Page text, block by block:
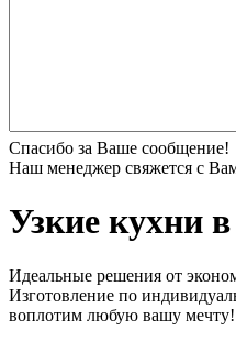
Спасибо за Ваше сообщение!
Наш менеджер свяжется с
Узкие кухни
Идеальные решения от
Изготовление по
воплотим любую вашу мечту!